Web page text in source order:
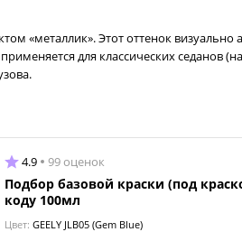
«металлик». Этот оттенок визуально
для классических седанов
4.9 99 оценок
Подбор базовой краски (под
коду 100мл
Цвет: GEELY JLB05 (Gem Blue)